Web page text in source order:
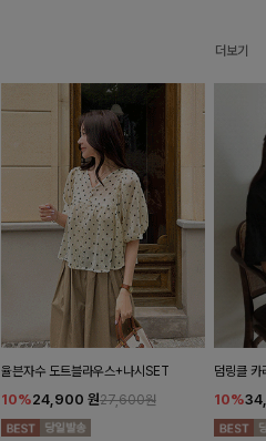
더보기
율븐자수 도트블라우스+나시SET
10%24,900 원27,600원
덤링클 카
10%